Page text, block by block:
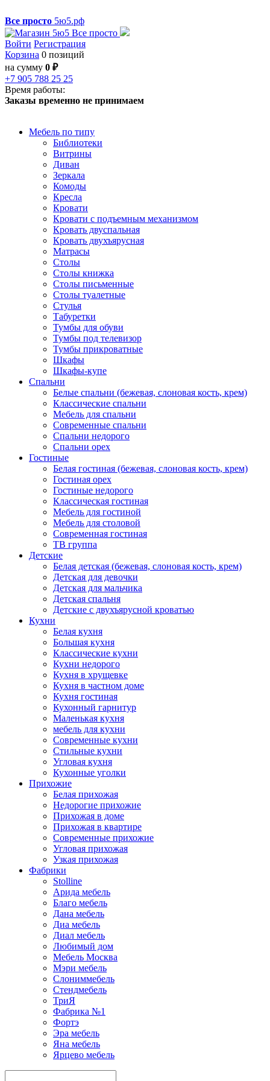
Все просто 5ю5.рф
Войти Регистрация
Корзина 0 позиций
на сумму 0 ₽
+7 905 788 25 25
Время работы:
Заказы временно не принимаем
Мебель по типу
Библиотеки
Витрины
Диван
Зеркала
Комоды
Кресла
Кровати
Кровати с подъемным механизмом
Кровать двуспальная
Кровать двухъярусная
Матрасы
Столы
Столы книжка
Столы письменные
Столы туалетные
Стулья
Табуретки
Тумбы для обуви
Тумбы под телевизор
Тумбы прикроватные
Шкафы
Шкафы-купе
Спальни
Белые спальни (бежевая, слоновая кость, крем)
Классические спальни
Мебель для спальни
Современные спальни
Спальни недорого
Спальни орех
Гостиные
Белая гостиная (бежевая, слоновая кость, крем)
Гостиная орех
Гостиные недорого
Классическая гостиная
Мебель для гостиной
Мебель для столовой
Современная гостиная
ТВ группа
Детские
Белая детская (бежевая, слоновая кость, крем)
Детская для девочки
Детская для мальчика
Детская спальня
Детские с двухъярусной кроватью
Кухни
Белая кухня
Большая кухня
Классические кухни
Кухни недорого
Кухня в хрущевке
Кухня в частном доме
Кухня гостиная
Кухонный гарнитур
Маленькая кухня
мебель для кухни
Современные кухни
Стильные кухни
Угловая кухня
Кухонные уголки
Прихожие
Белая прихожая
Недорогие прихожие
Прихожая в доме
Прихожая в квартире
Современные прихожие
Угловая прихожая
Узкая прихожая
Фабрики
Stolline
Арида мебель
Благо мебель
Дана мебель
Диа мебель
Диал мебель
Любимый дом
Мебель Москва
Мэри мебель
Слониммебель
Стендмебель
ТриЯ
Фабрика №1
Фортэ
Эра мебель
Яна мебель
Ярцево мебель